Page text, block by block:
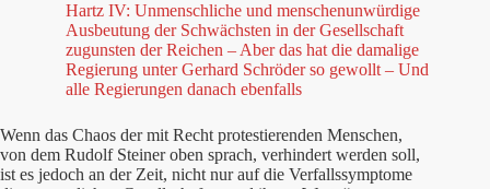
Hartz IV: Unmenschliche und menschenunwürdige
Ausbeutung der Schwächsten in der Gesellschaft
zugunsten der Reichen – Aber das hat die damalige
Regierung unter Gerhard Schröder so gewollt – Und
alle Regierungen danach ebenfalls
Wenn das Chaos der mit Recht protestierenden Menschen,
von dem Rudolf Steiner oben sprach, verhindert werden soll,
ist es jedoch an der Zeit, nicht nur auf die Verfallssymptome